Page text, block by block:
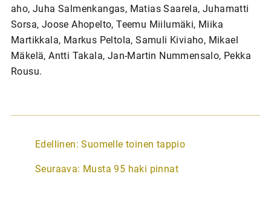
aho, Juha Salmenkangas, Matias Saarela, Juhamatti
Sorsa, Joose Ahopelto, Teemu Miilumäki, Miika
Martikkala, Markus Peltola, Samuli Kiviaho, Mikael
Mäkelä, Antti Takala, Jan-Martin Nummensalo, Pekka
Rousu.
A
t
Edellinen: Suomelle toinen tappio
Seuraava: Musta 95 haki pinnat